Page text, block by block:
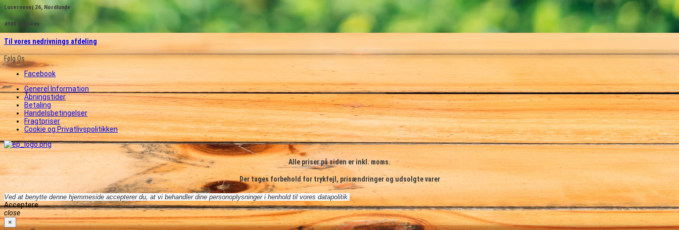
Lucernevej 26, Nordlunde
4900 Nakskov
Til vores nedrivnings afdeling
Følg Os
Facebook
Generel Information
Åbningstider
Betaling
Handelsbetingelser
Fragtpriser
Cookie og Privatlivspolitikken
Alle priser på siden er inkl. moms.
Der tages forbehold for trykfejl, prisændringer og udsolgte varer
Ved at benytte denne hjemmeside accepterer du, at vi behandler dine personoplysninger i henhold til vores datapolitik.
Acceptere
close
×